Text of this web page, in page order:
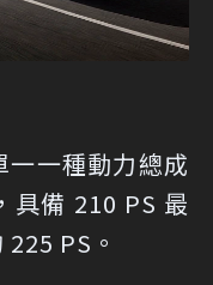
一種動力總成
具備 210 PS 最
PS。